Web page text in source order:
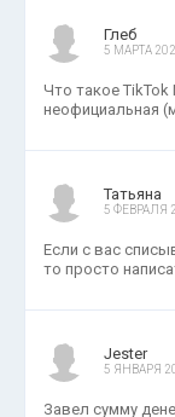
Глеб
5 МАРТА
Что такое
неофициальная
Татьяна
5 ФЕВРАЛЯ
Если с вас
то просто
Jester
5 ЯНВАРЯ
Завел сумму